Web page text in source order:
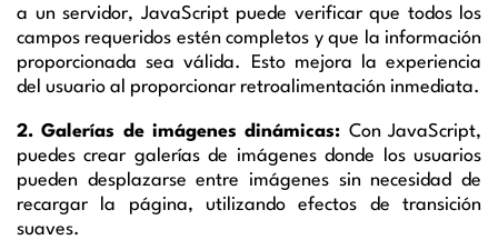
a un servidor, JavaScript puede verificar que todos los
campos requeridos estén completos y que la información
proporcionada sea válida. Esto mejora la experiencia
del usuario al proporcionar retroalimentación inmediata.
2. Galerías de imágenes dinámicas: Con JavaScript,
puedes crear galerías de imágenes donde los usuarios
pueden desplazarse entre imágenes sin necesidad de
recargar la página, utilizando efectos de transición
suaves.